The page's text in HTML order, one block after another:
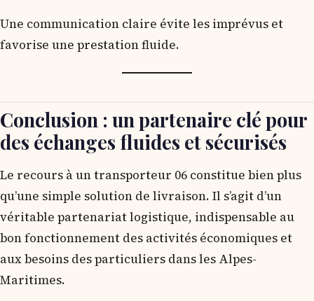
Une communication claire évite les imprévus et
favorise une prestation fluide.
Conclusion : un partenaire clé pour
des échanges fluides et sécurisés
Le recours à un transporteur 06 constitue bien plus
qu’une simple solution de livraison. Il s’agit d’un
véritable partenariat logistique, indispensable au
bon fonctionnement des activités économiques et
aux besoins des particuliers dans les Alpes-
Maritimes.